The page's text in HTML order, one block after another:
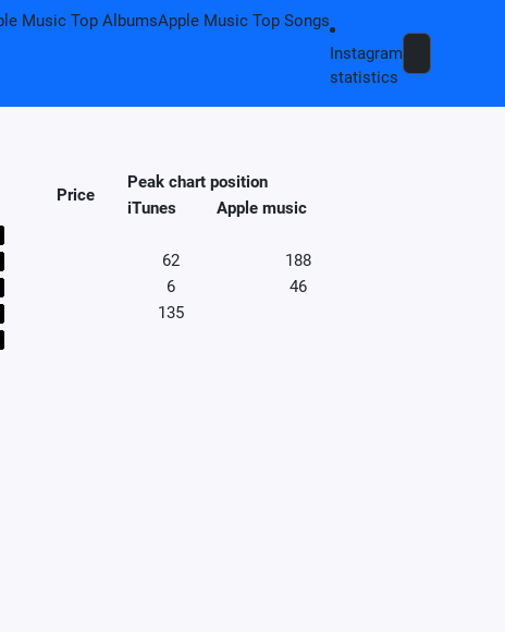
Music Top AlbumsApple Music Top Songs
Instagram
statistics
Price
Peak chart position
iTunes
Apple music
62
188
6
46
135